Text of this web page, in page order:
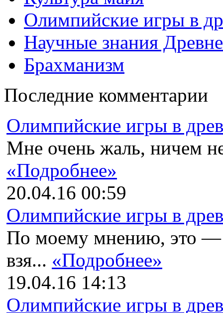
Олимпийские игры в
Научные знания
Брахманизм
Последние комментарии
Олимпийские игры в
Мне очень жаль, ничем
«Подробнее»
20.04.16 00:59
Олимпийские игры в
По моему мнению, это
взя... «Подробнее»
19.04.16 14:13
Олимпийские игры в